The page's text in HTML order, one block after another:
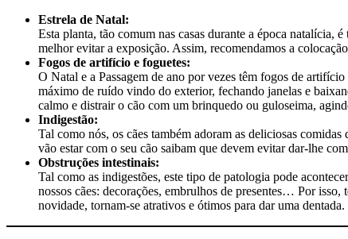
Estrela de Natal:
Esta planta, tão comum nas casas durante a época natalícia,
melhor evitar a exposição. Assim, recomendamos a
Fogos de artifício e foguetes:
O Natal e a Passagem de ano por vezes têm fogos de
máximo de ruído vindo do exterior, fechando janelas e
calmo e distrair o cão com um brinquedo ou guloseima,
Indigestão:
Tal como nós, os cães também adoram as deliciosas
vão estar com o seu cão saibam que devem evitar dar-lhe
Obstruções intestinais:
Tal como as indigestões, este tipo de patologia pode
nossos cães: decorações, embrulhos de presentes… Por
novidade, tornam-se atrativos e ótimos para dar uma dentada.